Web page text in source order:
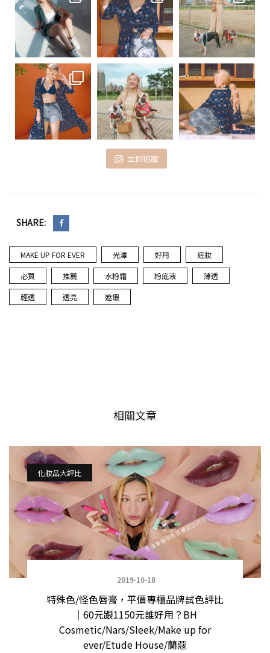
立即追蹤
SHARE:
MAKE UP FOR EVER 光澤 好用 底妝
必買 推薦 水粉霜 粉底液 薄透
輕透 透亮 遮瑕
相關文章
化妝品大評比
2019-10-18
特殊色/怪色唇膏，平價專櫃品牌試色評比
｜60元跟1150元誰好用？BH
Cosmetic/Nars/Sleek/Make up for
ever/Etude House/蘭蔻